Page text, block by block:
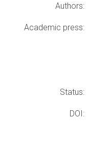
Authors:
Academic press:
Status:
DOI: